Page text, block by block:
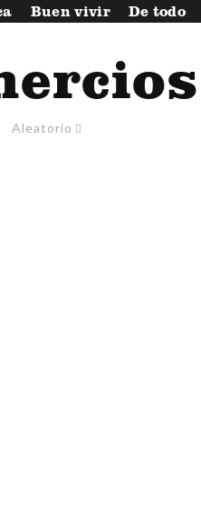
Buen vivir De todo
Aleatorio